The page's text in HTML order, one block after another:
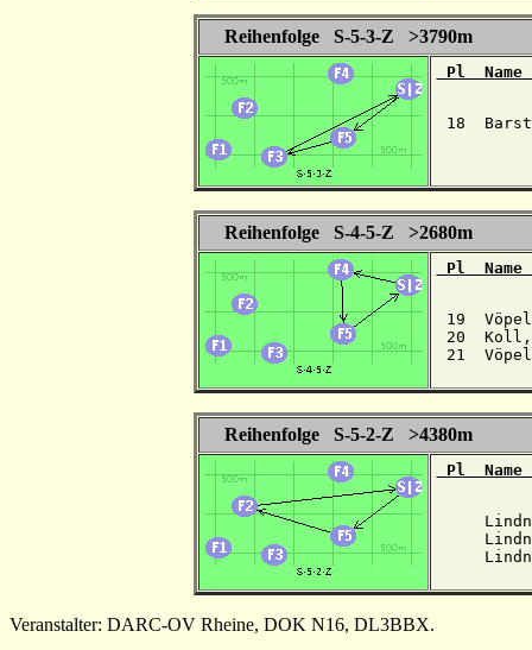
Reihenfolge S-5-3-Z >3790m
Pl
18
Reihenfolge S-4-5-Z >2680m
Pl
19
20  Koll,
21
Reihenfolge S-5-2-Z >4380m
Pl
Veranstalter: DARC-OV Rheine, DOK N16, DL3BBX.